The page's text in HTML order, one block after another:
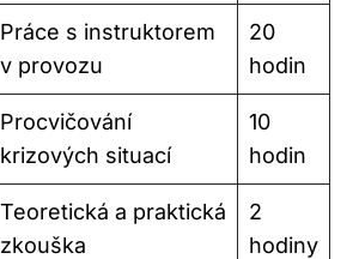
Práce s instruktorem
v provozu
20
hodin
Procvičování
krizových situací
10
hodin
Teoretická a praktická
zkouška
2
hodiny